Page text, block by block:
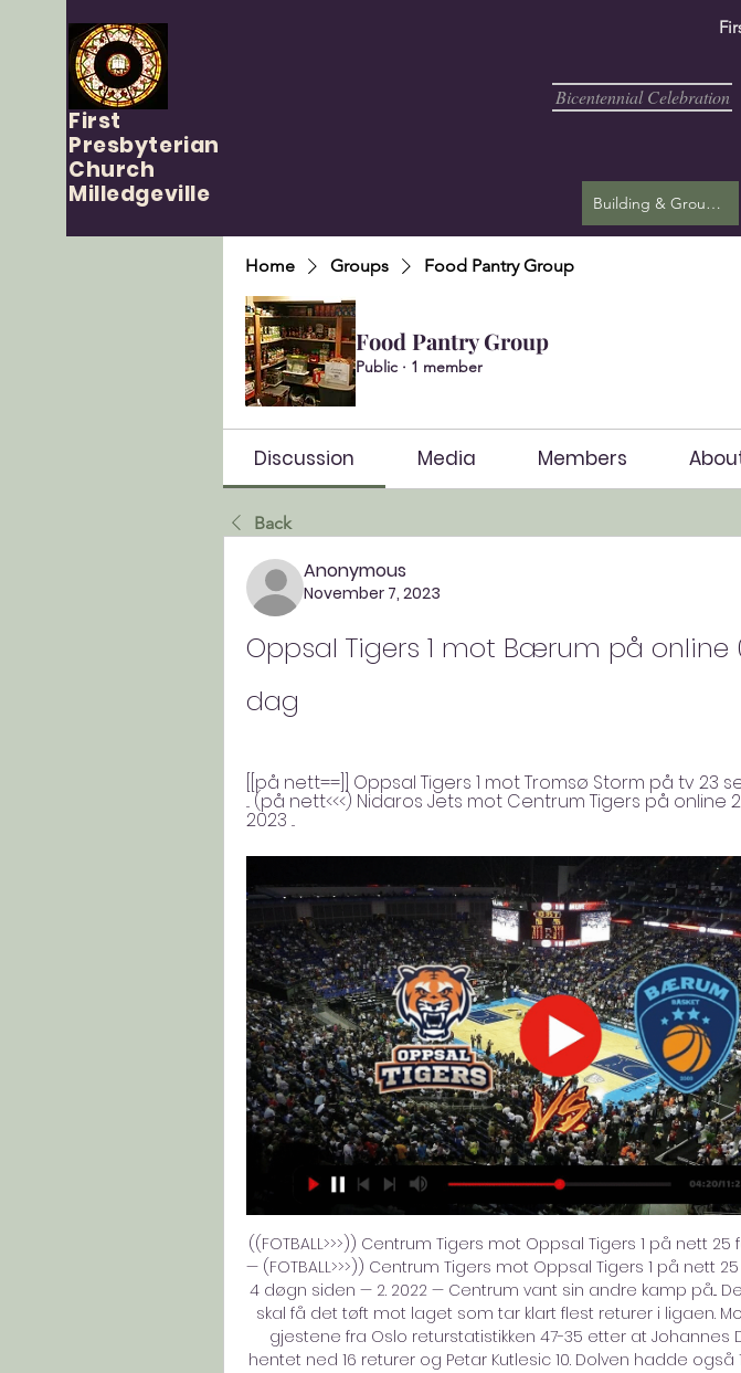
First
Presbyterian
Church
Milledgeville
Bicentennial Celebration
Building & Grounds
Home Groups Food Pantry Group
Food Pantry Group
Public · 1 member
Discussion Media Members
Back
Anonymous
November 7, 2023
Oppsal Tigers 1 mot Bærum på online
dag
[[på nett==]] Oppsal Tigers 1 mot Tromsø Storm på tv 23
... (på nett<<<) Nidaros Jets mot Centrum Tigers på online
2023 ...
((FOTBALL>>>)) Centrum Tigers mot Oppsal Tigers 1 på nett
— (FOTBALL>>>)) Centrum Tigers mot Oppsal Tigers 1 på nett
4 døgn siden — 2. 2022 — Centrum vant sin andre kamp på...
skal få det tøft mot laget som tar klart flest returer i ligaen.
gjestene fra Oslo returstatistikken 47-35 etter at Johannes
hentet ned 16 returer og Petar Kutlesic 10. Dolven hadde